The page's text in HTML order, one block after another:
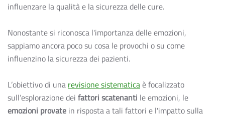
influenzare la qualità e la sicurezza delle cure.
Nonostante si riconosca l'importanza delle emozioni,
sappiamo ancora poco su cosa le provochi o su come
influenzino la sicurezza dei pazienti.
L’obiettivo di una revisione sistematicaè focalizzato
sull’esplorazione dei fattori scatenanti le emozioni, le
emozioni provate in risposta a tali fattori e l'impatto sulla